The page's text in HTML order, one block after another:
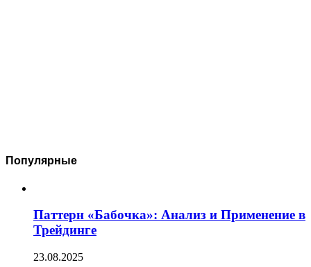
Популярные
Паттерн «Бабочка»: Анализ и Применение в
Трейдинге
23.08.2025